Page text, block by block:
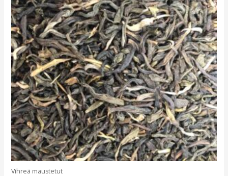
Vihreä maustetut